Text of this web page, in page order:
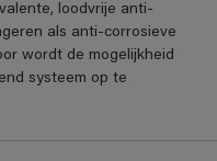
loodvrije anti-
als anti-corrosieve
wordt de mogelijkheid
systeem op te